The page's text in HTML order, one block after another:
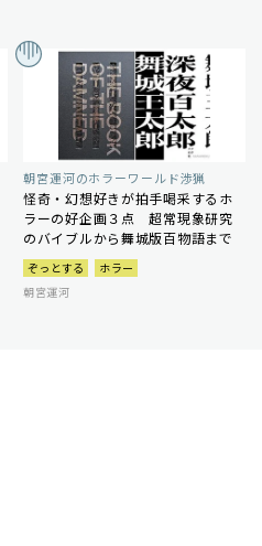
朝宮運河のホラーワールド渉猟
怪奇・幻想好きが拍手喝采するホ
ラーの好企画３点 超常現象研究
のバイブルから舞城版百物語まで
ぞっとする
ホラー
朝宮運河